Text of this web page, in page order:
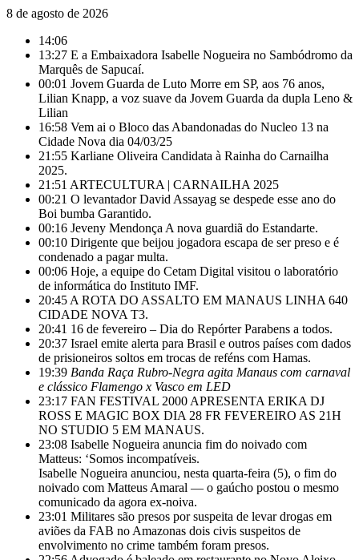
8 de agosto de 2026
14:06
13:27 E a Embaixadora Isabelle Nogueira no Sambódromo da
Marquês de Sapucaí.
00:01 Jovem Guarda de Luto Morre em SP, aos 76 anos,
Lilian Knapp, a voz suave da Jovem Guarda da dupla Leno &
Lilian
16:58 Vem ai o Bloco das Abandonadas do Nucleo 13 na
Cidade Nova dia 04/03/25
21:55 Karliane Oliveira Candidata à Rainha do Carnailha
2025.
21:51 ARTECULTURA | CARNAILHA 2025
00:21 O levantador David Assayag se despede esse ano do
Boi bumba Garantido.
00:16 Jeveny Mendonça A nova guardiã do Estandarte.
00:10 Dirigente que beijou jogadora escapa de ser preso e é
condenado a pagar multa.
00:06 Hoje, a equipe do Cetam Digital visitou o laboratório
de informática do Instituto IMF.
20:45 A ROTA DO ASSALTO EM MANAUS LINHA 640
CIDADE NOVA T3.
20:41 16 de fevereiro – Dia do Repórter Parabens a todos.
20:37 Israel emite alerta para Brasil e outros países com dados
de prisioneiros soltos em trocas de reféns com Hamas.
19:39 Banda Raça Rubro-Negra agita Manaus com carnaval
e clássico Flamengo x Vasco em LED
23:17 FAN FESTIVAL 2000 APRESENTA ERIKA DJ
ROSS E MAGIC BOX DIA 28 FR FEVEREIRO AS 21H
NO STUDIO 5 EM MANAUS.
23:08 Isabelle Nogueira anuncia fim do noivado com
Matteus: ‘Somos incompatíveis.
Isabelle Nogueira anunciou, nesta quarta-feira (5), o fim do
noivado com Matteus Amaral — o gaúcho postou o mesmo
comunicado da agora ex-noiva.
23:01 Militares são presos por suspeita de levar drogas em
aviões da FAB no Amazonas dois civis suspeitos de
envolvimento no crime também foram presos.